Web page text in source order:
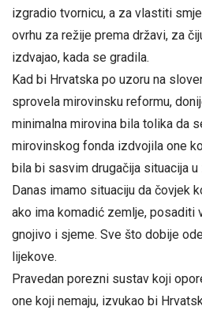
izgradio tvornicu, a za vlastiti
ovrhu za režije prema državi, za
izdvajao, kada se gradila.
Kad bi Hrvatska po uzoru na
sprovela mirovinsku reformu,
minimalna mirovina bila tolika da
mirovinskog fonda izdvojila one
bila bi sasvim drugačija situacija u
Danas imamo situaciju da čovjek
ako ima komadić zemlje, posaditi
gnojivo i sjeme. Sve što dobije
lijekove.
Pravedan porezni sustav koji
one koji nemaju, izvukao bi